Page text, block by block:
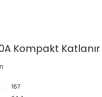
Kompakt Katlanır
167